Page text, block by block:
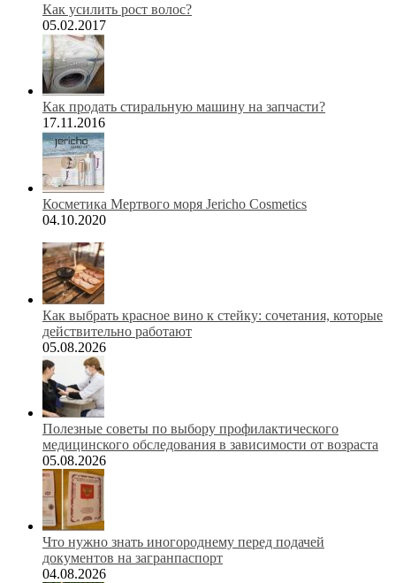
Как усилить рост волос?
05.02.2017
Как продать стиральную машину на запчасти?
17.11.2016
Косметика Мертвого моря Jericho Cosmetics
04.10.2020
Как выбрать красное вино к стейку: сочетания, которые
действительно работают
05.08.2026
Полезные советы по выбору профилактического
медицинского обследования в зависимости от возраста
05.08.2026
Что нужно знать иногороднему перед подачей
документов на загранпаспорт
04.08.2026